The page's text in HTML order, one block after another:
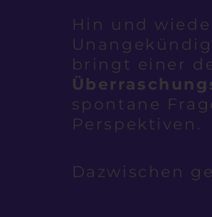
Hin und
bringt einer
spontane
Perspektiven.
Dazwischen